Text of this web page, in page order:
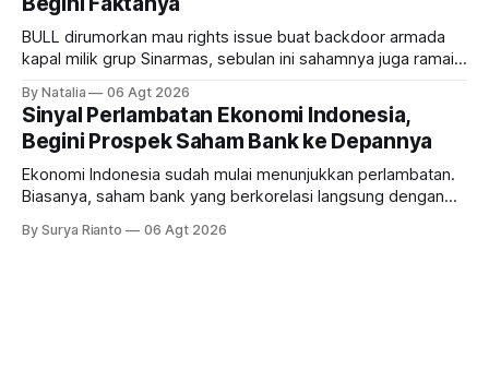
BULL dirumorkan mau rights issue buat backdoor armada
kapal milik grup Sinarmas, sebulan ini sahamnya juga ramai
masih menarik dilirik?
By Natalia 06 Agt 2026
Sinyal Perlambatan Ekonomi Indonesia,
Begini Prospek Saham Bank ke Depannya
Ekonomi Indonesia sudah mulai menunjukkan perlambatan.
Biasanya, saham bank yang berkorelasi langsung dengan
bank ke depannya?
By Surya Rianto 06 Agt 2026